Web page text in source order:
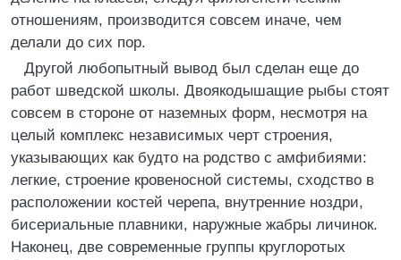
отношениям, производится совсем иначе, чем
делали до сих пор.
Другой любопытный вывод был сделан еще до
работ шведской школы. Двоякодышащие рыбы стоят
совсем в стороне от наземных форм, несмотря на
целый комплекс независимых черт строения,
указывающих как будто на родство с амфибиями:
легкие, строение кровеносной системы, сходство в
расположении костей черепа, внутренние ноздри,
бисериальные плавники, наружные жабры личинок.
Наконец, две современные группы круглоротых